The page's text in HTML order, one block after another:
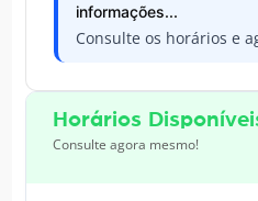
informações...
Consulte os horários e
Horários
Consulte agora mesmo!